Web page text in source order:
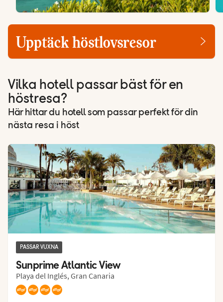
Upptäck höstlovsresor
Vilka hotell passar bäst för en
höstresa?
Här hittar du hotell som passar perfekt för din
nästa resa i höst
Hotels
PASSAR VUXNA
Sunprime Atlantic View
Playa del Inglés, Gran Canaria